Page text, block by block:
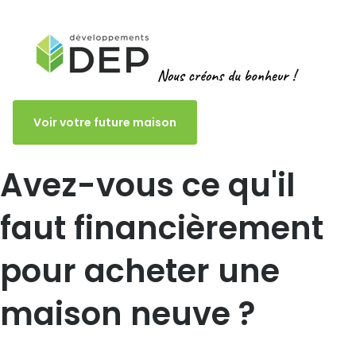
Voir votre future maison
Avez-vous ce qu'il
faut financièrement
pour acheter une
maison neuve ?